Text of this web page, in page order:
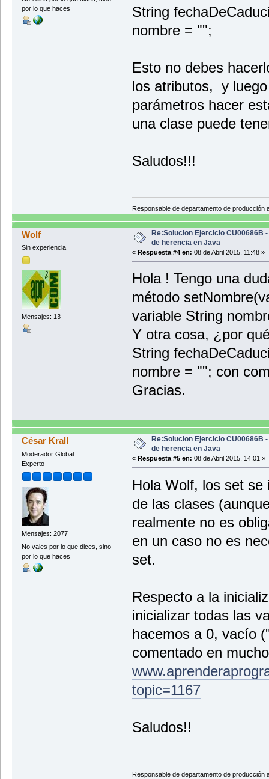
por lo que haces
String
nombre = "";
Esto no debes
los atributos, y
parámetros hacer
una clase puede
Saludos!!!
Responsable de departamento de producción
Wolf
Sin experiencia
Mensajes: 13
Re:Solucion Ejercicio CU00686B
de herencia en Java
« Respuesta #4 en: 08 de Abril 2015, 11:48 »
Hola ! Tengo una
método
variable String
Y otra cosa, ¿por
String
nombre = ""; con
Gracias.
César Krall
Moderador Global
Experto
Mensajes: 2077
No vales por lo que dices, sino
por lo que haces
Re:Solucion Ejercicio CU00686B
de herencia en Java
« Respuesta #5 en: 08 de Abril 2015, 14:01 »
Hola Wolf, los set se
de las clases
realmente no es
en un caso no es
set.
Respecto a la
inicializar todas las
hacemos a 0, vacío
comentado en
topic=1167
Saludos!!
Responsable de departamento de producción